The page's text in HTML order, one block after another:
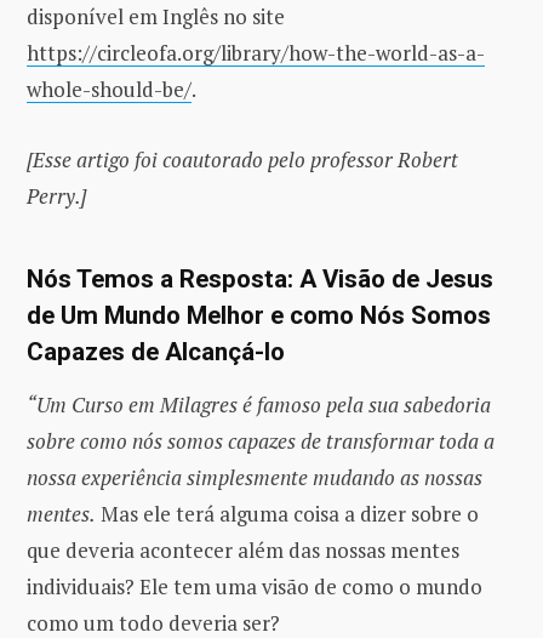
disponível em Inglês no site
https://circleofa.org/library/how-the-world-as-a-
whole-should-be/.
[Esse artigo foi coautorado pelo professor Robert
Perry.]
Nós Temos a Resposta: A Visão de Jesus
de Um Mundo Melhor e como Nós Somos
Capazes de Alcançá-lo
“Um Curso em Milagres é famoso pela sua sabedoria
sobre como nós somos capazes de transformar toda a
nossa experiência simplesmente mudando as nossas
mentes. Mas ele terá alguma coisa a dizer sobre o
que deveria acontecer além das nossas mentes
individuais? Ele tem uma visão de como o mundo
como um todo deveria ser?